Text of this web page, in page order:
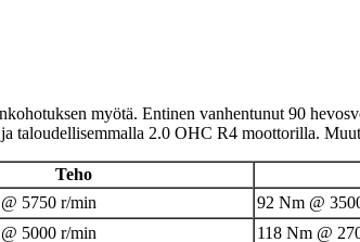
myötä. Entinen vanhentunut 90
taloudellisemmalla 2.0 OHC R4 moottorilla.
Teho
5750 r/min
92 Nm @
5000 r/min
118 Nm @